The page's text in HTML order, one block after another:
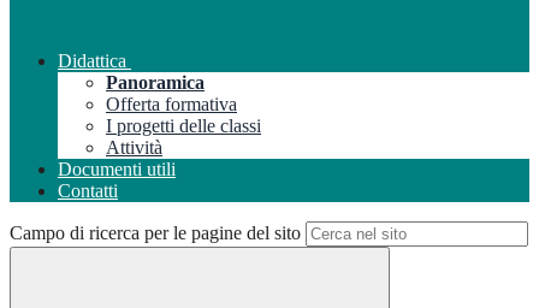
Didattica
Panoramica
Offerta formativa
I progetti delle classi
Attività
Documenti utili
Contatti
Campo di ricerca per le pagine del sito